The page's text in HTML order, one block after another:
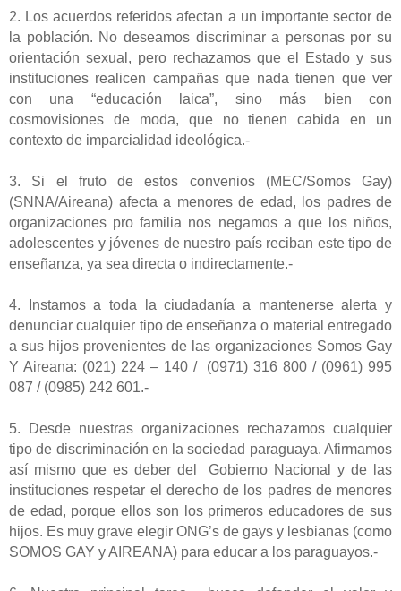
2. Los acuerdos referidos afectan a un importante sector de
la población. No deseamos discriminar a personas por su
orientación sexual, pero rechazamos que el Estado y sus
instituciones realicen campañas que nada tienen que ver
con una “educación laica”, sino más bien con
cosmovisiones de moda, que no tienen cabida en un
contexto de imparcialidad ideológica.-
3. Si el fruto de estos convenios (MEC/Somos Gay)
(SNNA/Aireana) afecta a menores de edad, los padres de
organizaciones pro familia nos negamos a que los niños,
adolescentes y jóvenes de nuestro país reciban este tipo de
enseñanza, ya sea directa o indirectamente.-
4. Instamos a toda la ciudadanía a mantenerse alerta y
denunciar cualquier tipo de enseñanza o material entregado
a sus hijos provenientes de las organizaciones Somos Gay
Y Aireana: (021) 224 – 140 / (0971) 316 800 / (0961) 995
087 / (0985) 242 601.-
5. Desde nuestras organizaciones rechazamos cualquier
tipo de discriminación en la sociedad paraguaya. Afirmamos
así mismo que es deber del Gobierno Nacional y de las
instituciones respetar el derecho de los padres de menores
de edad, porque ellos son los primeros educadores de sus
hijos. Es muy grave elegir ONG’s de gays y lesbianas (como
SOMOS GAY y AIREANA) para educar a los paraguayos.-